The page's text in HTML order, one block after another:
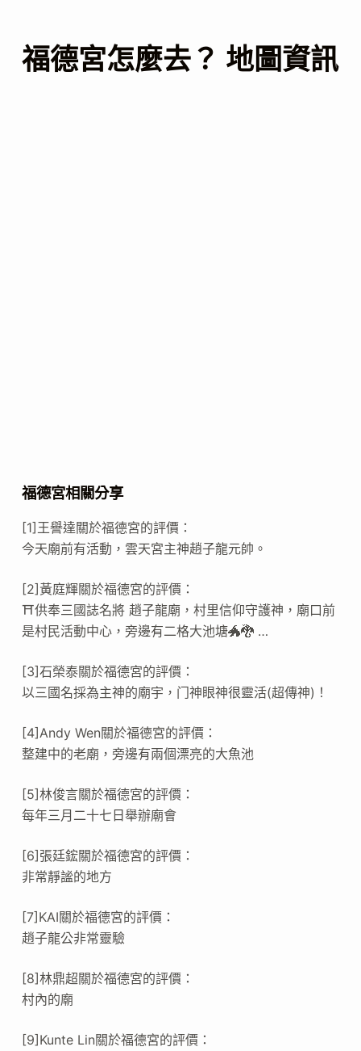
福德宮怎麼去？ 地圖資訊
福德宮相關分享
[1]王譽達關於福德宮的評價：
今天廟前有活動，雲天宮主神趙子龍元帥。
[2]黃庭輝關於福德宮的評價：
⛩供奉三國誌名將 趙子龍廟，村里信仰守護神，廟口前
是村民活動中心，旁邊有二格大池塘🐲🐉 …
[3]石榮泰關於福德宮的評價：
以三國名採為主神的廟宇，门神眼神很靈活(超傳神)！
[4]Andy Wen關於福德宮的評價：
整建中的老廟，旁邊有兩個漂亮的大魚池
[5]林俊言關於福德宮的評價：
每年三月二十七日舉辦廟會
[6]張廷鋐關於福德宮的評價：
非常靜謐的地方
[7]KAI關於福德宮的評價：
趙子龍公非常靈驗
[8]林鼎超關於福德宮的評價：
村內的廟
[9]Kunte Lin關於福德宮的評價：